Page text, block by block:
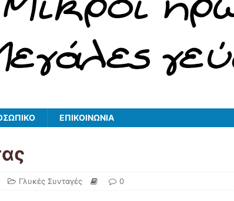
ΕΠΙΚΟΙΝΩΝΙΑ
Γλυκές Συνταγές 0